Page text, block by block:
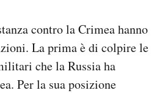
contro la Crimea hanno
La prima è di colpire le
che la Russia ha
Per la sua posizione